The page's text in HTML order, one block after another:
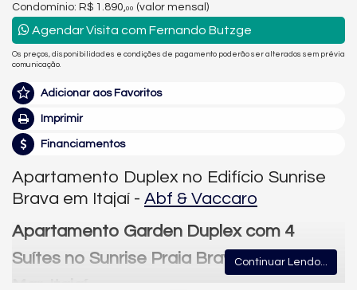
Condomínio: R$ 1.890, 00 (valor mensal)
Agendar Visita com Fernando Butzge
Os preços, disponibilidades e condições de pagamento poderão ser alterados sem prévia
comunicação.
Adicionar aos Favoritos
Imprimir
Financiamentos
Apartamento Duplex no Edifício Sunrise
Brava em Itajaí - Abf & Vaccaro
Apartamento Garden Duplex com 4
Suítes no Sunrise Praia Brava – Frente
Mar, Itajaí
Continuar Lendo...